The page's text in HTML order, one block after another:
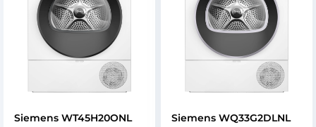
Siemens WT45H20ONL
Siemens WQ33G2DLNL